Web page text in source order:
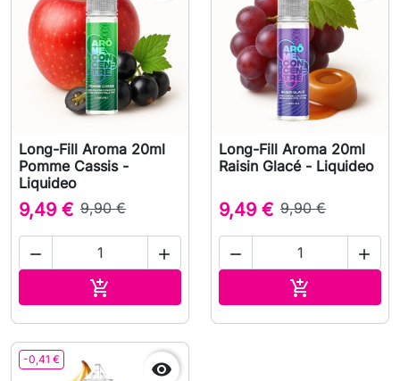
Long-Fill Aroma 20ml
Pomme Cassis -
Liquideo
9,49 € 9,90 €
 

Long-Fill Aroma 20ml
Raisin Glacé - Liquideo
9,49 € 9,90 €
 

-0,41 € 